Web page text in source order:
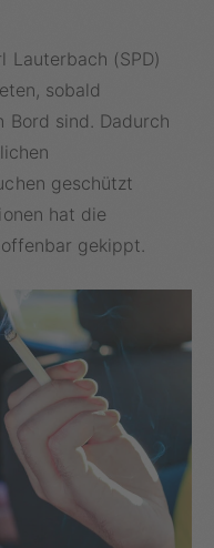
Lauterbach (SPD)
sobald
Bord sind. Dadurch
geschützt
hat die
gekippt.